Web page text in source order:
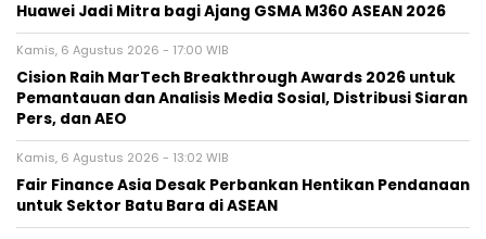
Huawei Jadi Mitra bagi Ajang GSMA M360 ASEAN 2026
Kamis, 6 Agustus 2026 - 17:00 WIB
Cision Raih MarTech Breakthrough Awards 2026 untuk
Pemantauan dan Analisis Media Sosial, Distribusi Siaran
Pers, dan AEO
Kamis, 6 Agustus 2026 - 13:02 WIB
Fair Finance Asia Desak Perbankan Hentikan Pendanaan
untuk Sektor Batu Bara di ASEAN